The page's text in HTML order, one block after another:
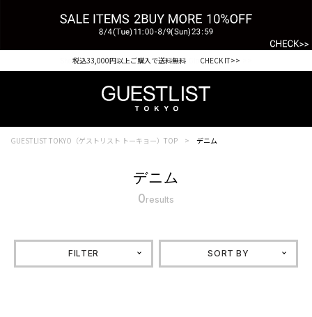
税込33,000円以上ご購入で送料無料 CHECK IT>>
Shopping from outside Japan? Visit our Global Site here. >>
GUESTLIST TOKYO（ゲストリスト トーキョー）TOP デニム
デニム
0results
FILTER SORT BY